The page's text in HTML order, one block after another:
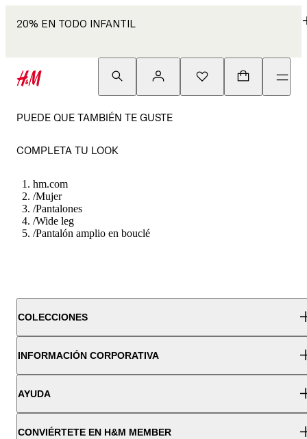
20% EN TODO INFANTIL
PUEDE QUE TAMBIÉN TE GUSTE
COMPLETA TU LOOK
hm.com
/Mujer
/Pantalones
/Wide leg
/Pantalón amplio en bouclé
COLECCIONES
INFORMACIÓN CORPORATIVA
AYUDA
CONVIÉRTETE EN H&M MEMBER